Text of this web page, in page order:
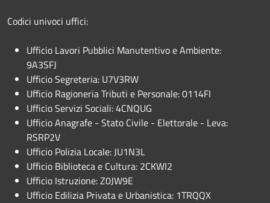
Codici univoci uffici:
Ufficio Lavori Pubblici Manutentivo e Ambiente:
9A3SFJ
Ufficio Segreteria: U7V3RW
Ufficio Ragioneria Tributi e Personale: 0114FI
Ufficio Servizi Sociali: 4CNQUG
Ufficio Anagrafe - Stato Civile - Elettorale - Leva:
RSRP2V
Ufficio Polizia Locale: JU1N3L
Ufficio Biblioteca e Cultura: 2CKWI2
Ufficio Istruzione: Z0JW9E
Ufficio Edilizia Privata e Urbanistica: 1TRQQX